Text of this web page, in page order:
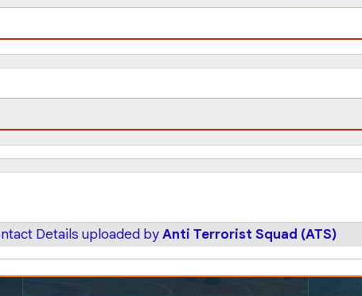
Details uploaded byAnti Terrorist Squad (ATS)